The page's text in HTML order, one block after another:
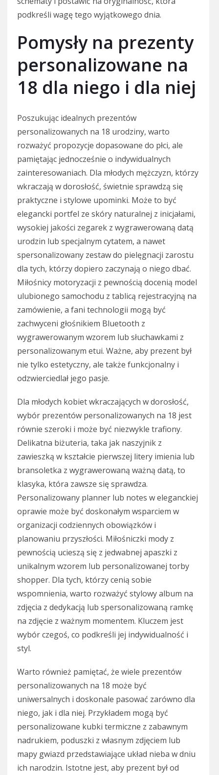
podkreśli wagę tego wyjątkowego dnia.
Pomysły na prezenty
personalizowane na
18 dla niego i dla niej
Poszukując idealnych prezentów
personalizowanych na 18 urodziny, warto
rozważyć propozycje dopasowane do płci, ale
pamiętając jednocześnie o indywidualnych
zainteresowaniach. Dla młodych mężczyzn, którzy
wkraczają w dorosłość, świetnie sprawdzą się
praktyczne i stylowe upominki. Może to być
elegancki portfel ze skóry naturalnej z inicjałami,
wysokiej jakości zegarek z wygrawerowaną datą
urodzin lub specjalnym cytatem, a nawet
spersonalizowany zestaw do pielęgnacji zarostu
dla tych, którzy dopiero zaczynają o niego dbać.
Miłośnicy motoryzacji z pewnością docenią model
ulubionego samochodu z tablicą rejestracyjną na
zamówienie, a fani technologii mogą być
zachwyceni głośnikiem Bluetooth z
wygrawerowanym wzorem lub słuchawkami z
personalizowanym etui. Ważne, aby prezent był
nie tylko estetyczny, ale także funkcjonalny i
odzwierciedlał jego pasje.
Dla młodych kobiet wkraczających w dorosłość,
wybór prezentów personalizowanych na 18 jest
równie szeroki i może być niezwykle trafiony.
Delikatna biżuteria, taka jak naszyjnik z
zawieszką w kształcie pierwszej litery imienia lub
bransoletka z wygrawerowaną ważną datą, to
klasyka, która zawsze się sprawdza.
Personalizowany planner lub notes w eleganckiej
oprawie może być doskonałym wsparciem w
organizacji codziennych obowiązków i
planowaniu przyszłości. Miłośniczki mody z
pewnością ucieszą się z jedwabnej apaszki z
unikalnym wzorem lub personalizowanej torby
shopper. Dla tych, którzy cenią sobie
wspomnienia, warto rozważyć stylowy album na
zdjęcia z dedykacją lub spersonalizowaną ramkę
na zdjęcie z ważnym momentem. Kluczem jest
wybór czegoś, co podkreśli jej indywidualność i
styl.
Warto również pamiętać, że wiele prezentów
personalizowanych na 18 może być
uniwersalnych i doskonale pasować zarówno dla
niego, jak i dla niej. Przykładem mogą być
personalizowane kubki termiczne z zabawnym
nadrukiem, poduszki z własnym zdjęciem lub
mapy gwiazd przedstawiające układ nieba w dniu
ich narodzin. Istotne jest, aby prezent był od